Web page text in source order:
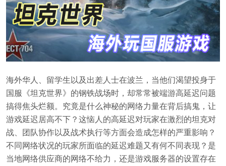
海外华人、留学生以及出差人士在波兰，当他们渴望投身于
国服《坦克世界》的钢铁战场时，却常常被端游高延迟问题
搞得焦头烂额。究竟是什么神秘的网络力量在背后搞鬼，让
游戏延迟居高不下？这恼人的高延迟对玩家在激烈的坦克对
战、团队协作以及战术执行等方面会造成怎样的严重影响？
不同网络状况的玩家所面临的延迟难题又有何不同表现？是
当地网络供应商的网络不给力，还是游戏服务器的设置存在